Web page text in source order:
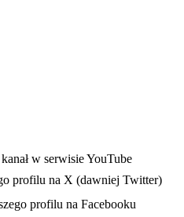
nowej karciew serwisie YouTube
profilu na X (dawniej Twitter)
nowej karcieprofilu na Facebooku